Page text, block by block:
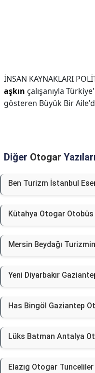
İNSAN KAYNAKLARI
aşkın çalışanıyla
gösteren Büyük Bir
Diğer Otogar Yazıları
Ben Turizm İstanbul
Kütahya Otogar Otobüs
Mersin Beydağı
Yeni Diyarbakır
Has Bingöl Gaziantep
Lüks Batman Antalya
Elazığ Otogar Tunceliler